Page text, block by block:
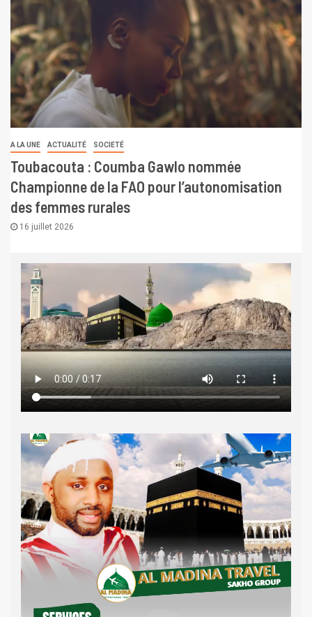
A LA UNE ACTUALITÉ SOCIETÉ
Toubacouta : Coumba Gawlo nommée
Championne de la FAO pour l’autonomisation
des femmes rurales
16 juillet 2026